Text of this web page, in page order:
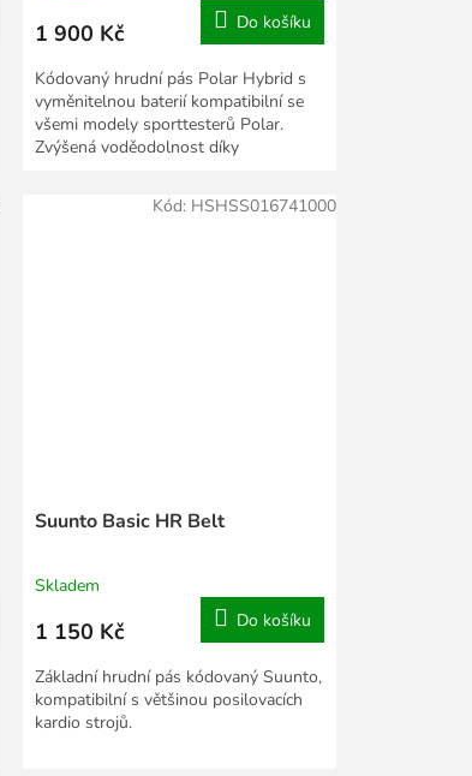
1 900 Kč Do košíku
Kódovaný hrudní pás Polar Hybrid s
vyměnitelnou baterií kompatibilní se
všemi modely sporttesterů Polar.
Zvýšená voděodolnost díky
Suunto Basic HR Belt
Skladem
1 150 Kč Do košíku
Základní hrudní pás kódovaný Suunto,
kompatibilní s většinou posilovacích
kardio strojů.
Kód: HSHSS016741000